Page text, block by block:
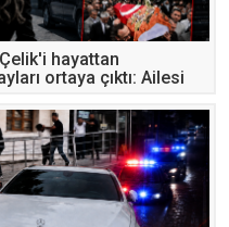
hayattan
ortaya çıktı: Ailesi